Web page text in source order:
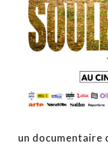
un documentaire